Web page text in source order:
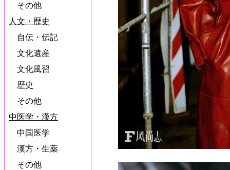
その他
人文・歴史
自伝・伝記
文化遺産
文化風習
歴史
その他
中医学・漢方
中国医学
漢方・生薬
その他